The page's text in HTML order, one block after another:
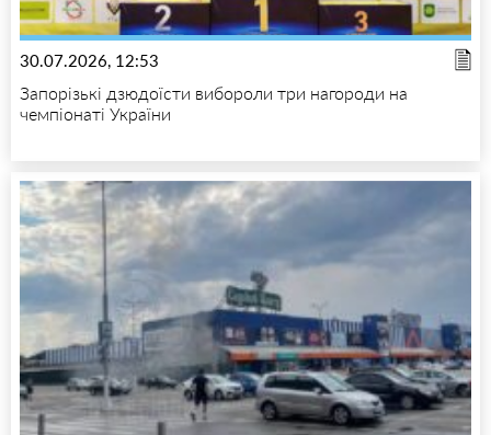
30.07.2026, 12:53
Запорізькі дзюдоїсти вибороли три нагороди на
чемпіонаті України